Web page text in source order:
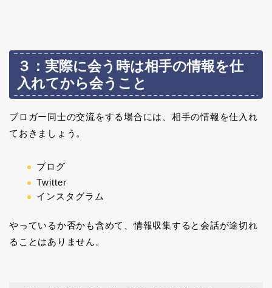
３：実際に会う時は相手の情報を仕
入れてから会うこと
ブロガー同士の交流をする場合には、相手の情報を仕入れ
ておきましょう。
ブログ
Twitter
インスタグラム
やっているか否かも含めて、情報収集すると会話が途切れ
ることはありません。